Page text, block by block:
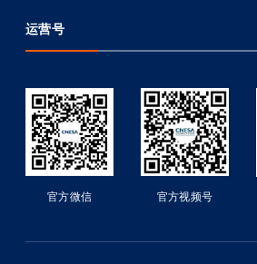
运营号
官方微信 官方视频号